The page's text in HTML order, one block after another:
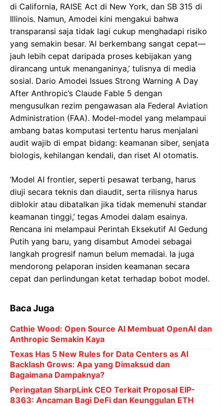
di California, RAISE Act di New York, dan SB 315 di
Illinois. Namun, Amodei kini mengakui bahwa
transparansi saja tidak lagi cukup menghadapi risiko
yang semakin besar. ‘AI berkembang sangat cepat—
jauh lebih cepat daripada proses kebijakan yang
dirancang untuk menanganinya,’ tulisnya di media
sosial. Dario Amodei Issues Strong Warning A Day
After Anthropic’s Claude Fable 5 dengan
mengusulkan rezim pengawasan ala Federal Aviation
Administration (FAA). Model-model yang melampaui
ambang batas komputasi tertentu harus menjalani
audit wajib di empat bidang: keamanan siber, senjata
biologis, kehilangan kendali, dan riset AI otomatis.
‘Model AI frontier, seperti pesawat terbang, harus
diuji secara teknis dan diaudit, serta rilisnya harus
diblokir atau dibatalkan jika tidak memenuhi standar
keamanan tinggi,’ tegas Amodei dalam esainya.
Rencana ini melampaui Perintah Eksekutif AI Gedung
Putih yang baru, yang disambut Amodei sebagai
langkah progresif namun belum memadai. Ia juga
mendorong pelaporan insiden keamanan secara
cepat dan perlindungan ketat terhadap bobot model.
Baca Juga
Cathie Wood: Open Source AI Membuat OpenAI dan
Anthropic Semakin Kaya
Texas Has 5 New Rules for Data Centers as AI
Backlash Grows: Apa yang Dimaksud dan
Bagaimana Dampaknya?
Peringatan SharpLink CEO Terkait Proposal EIP-
8363: Ancaman Bagi DeFi dan Keunggulan ETH